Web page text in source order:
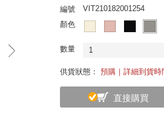
流暢、雕塑的自然與現代的雙
擁有絕佳的觸感，就像是置身
編號
VIT210182001254
顏色
數量 1
供貨狀態： 預購｜詳細到貨時
直接購買